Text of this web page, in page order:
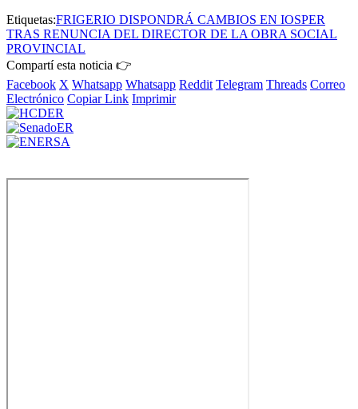
Etiquetas:FRIGERIO DISPONDRÁ CAMBIOS EN IOSPER
TRAS RENUNCIA DEL DIRECTOR DE LA OBRA SOCIAL
PROVINCIAL
Compartí esta noticia 👉
Facebook X Whatsapp Whatsapp Reddit Telegram Threads Correo
Electrónico Copiar Link Imprimir